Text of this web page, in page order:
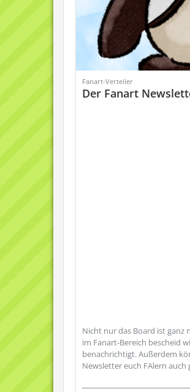
Fanart-Verteiler
Der Fanart
Nicht nur das Board ist
im Fanart-Bereich bescheid
benachrichtigt. Außerdem
Newsletter euch FAlern